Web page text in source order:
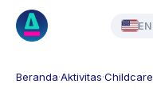
EN
Beranda·Aktivitas·Childcare